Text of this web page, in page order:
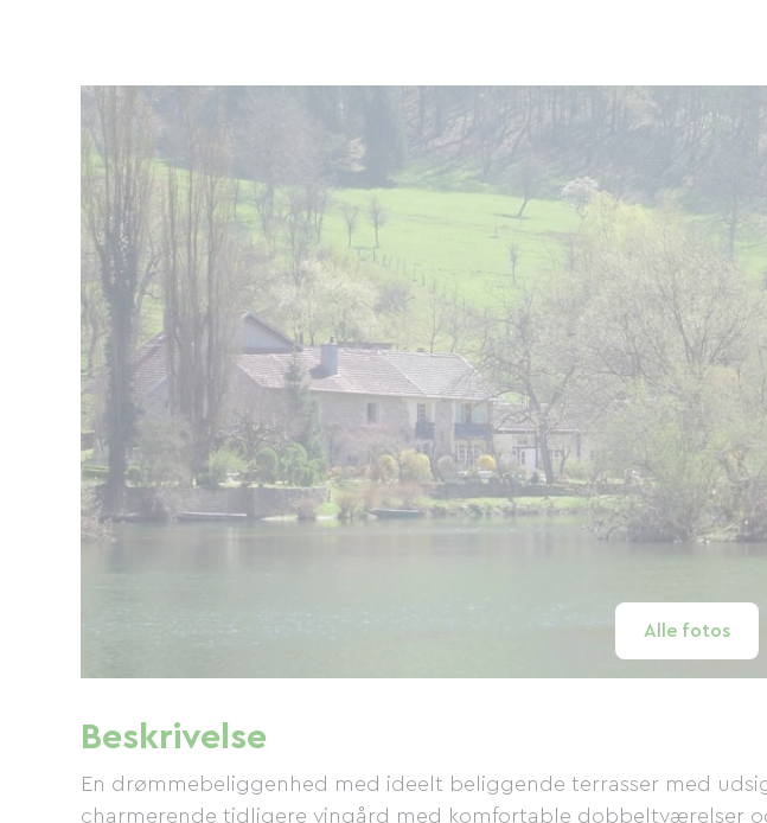
Alle fotos
Beskrivelse
En drømmebeliggenhed med ideelt beliggende terrasser med
charmerende tidligere vingård med komfortable dobbeltværelser